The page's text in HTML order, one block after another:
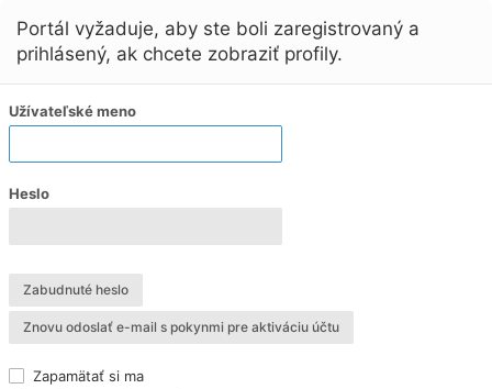
Portál vyžaduje, aby ste boli zaregistrovaný a
prihlásený, ak chcete zobraziť profily.
Užívateľské meno
Heslo
Zabudnuté heslo
Znovu odoslať e-mail s pokynmi pre aktiváciu účtu
Zapamätať si ma